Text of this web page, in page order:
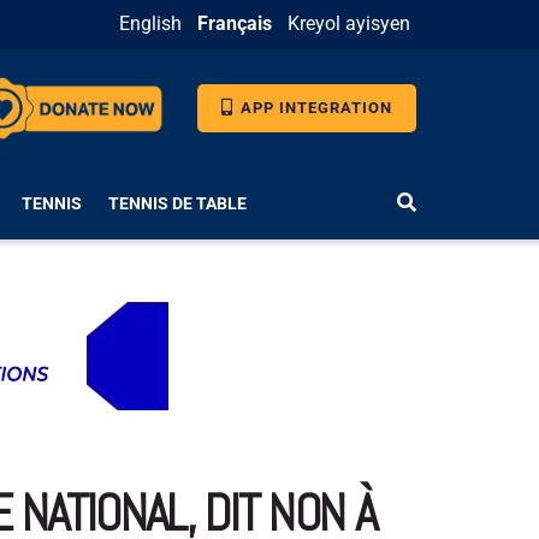
English Français Kreyol ayisyen
APP INTEGRATION
TENNIS TENNIS DE TABLE
DIT NON À